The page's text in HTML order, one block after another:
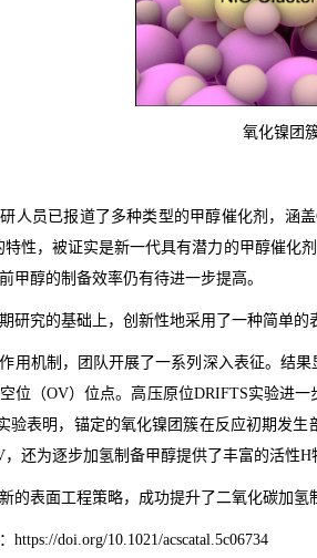
氧化镍团
人员已报道了多种类型的甲醇催化剂，涵
特性，被证实是新一代具有潜力的甲醇催
甲醇的制备效率仍有待进一步提高。
研究的基础上，创新性地采用了一种简单
用机制，团队开展了一系列深入表征。结
位（OV）位点。高压原位DRIFTS实验进
验表明，锚定的氧化镍团簇在反应初期发
，还为逐步加氢制备甲醇提供了丰富的活性H
的表面工程策略，成功提升了二氧化碳加
https://doi.org/10.1021/acscatal.5c06734